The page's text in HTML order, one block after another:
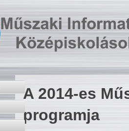
A 2014-es
programja